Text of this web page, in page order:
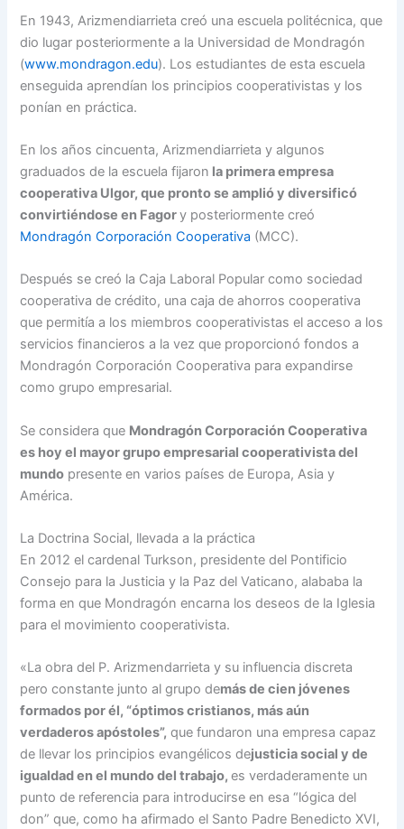
En 1943, Arizmendiarrieta creó una escuela politécnica, que
dio lugar posteriormente a la Universidad de Mondragón
(www.mondragon.edu). Los estudiantes de esta escuela
enseguida aprendían los principios cooperativistas y los
ponían en práctica.
En los años cincuenta, Arizmendiarrieta y algunos
graduados de la escuela fijaron la primera empresa
cooperativa Ulgor, que pronto se amplió y diversificó
convirtiéndose en Fagory posteriormente creó
Mondragón Corporación Cooperativa (MCC).
Después se creó la Caja Laboral Popular como sociedad
cooperativa de crédito, una caja de ahorros cooperativa
que permitía a los miembros cooperativistas el acceso a los
servicios financieros a la vez que proporcionó fondos a
Mondragón Corporación Cooperativa para expandirse
como grupo empresarial.
Se considera que Mondragón Corporación Cooperativa
es hoy el mayor grupo empresarial cooperativista del
mundo presente en varios países de Europa, Asia y
América.
La Doctrina Social, llevada a la práctica
En 2012 el cardenal Turkson, presidente del Pontificio
Consejo para la Justicia y la Paz del Vaticano, alababa la
forma en que Mondragón encarna los deseos de la Iglesia
para el movimiento cooperativista.
«La obra del P. Arizmendarrieta y su influencia discreta
pero constante junto al grupo demás de cien jóvenes
formados por él, “óptimos cristianos, más aún
verdaderos apóstoles”, que fundaron una empresa capaz
de llevar los principios evangélicos dejusticia social y de
igualdad en el mundo del trabajo,es verdaderamente un
punto de referencia para introducirse en esa “lógica del
don” que, como ha afirmado el Santo Padre Benedicto XVI,